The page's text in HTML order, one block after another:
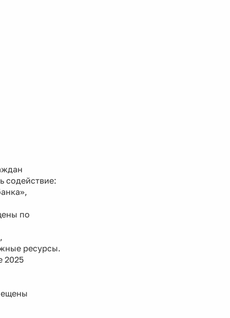
содействие:
по
ресурсы.
2025